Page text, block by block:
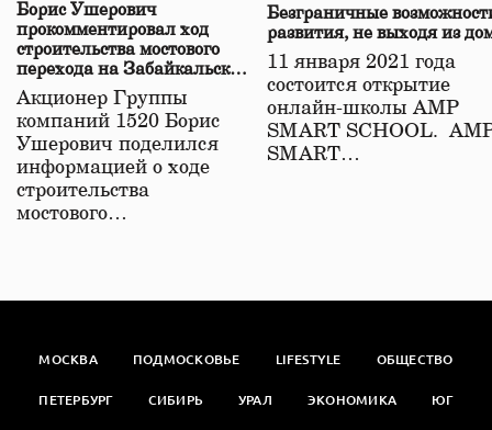
Борис Ушерович
прокомментировал ход
строительства мостового
перехода на Забайкальской
железной дороге
Акционер Группы
компаний 1520 Борис
Ушерович поделился
информацией о ходе
строительства
мостового…
Безграничные
развития, не выходя из
11 января 2021 года
состоится открытие
онлайн-школы АМР
SMART SCHOOL.
SMART…
МОСКВА ПОДМОСКОВЬЕ LIFESTYLE ОБЩЕСТВО
ПЕТЕРБУРГ СИБИРЬ УРАЛ ЭКОНОМИКА ЮГ